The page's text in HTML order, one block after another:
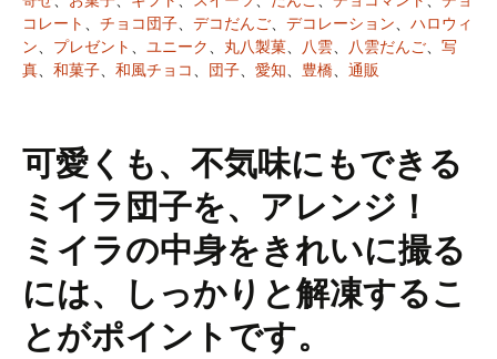
コレート 、 チョコ団子、 デコだんご、 デコレーション、 ハロウィ
ン、 プレゼント 、 ユニーク、 丸八製菓、 八雲、 八雲だんご、 写
真、 和菓子、 和風チョコ、 団子、 愛知、 豊橋、 通販
可愛くも、不気味にもできる
ミイラ団子を、アレンジ！
ミイラの中身をきれいに撮る
には、しっかりと解凍するこ
とがポイントです。